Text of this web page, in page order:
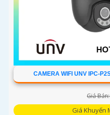
CAMERA WIFI UNV IPC-
Giá
Giá Khuyến